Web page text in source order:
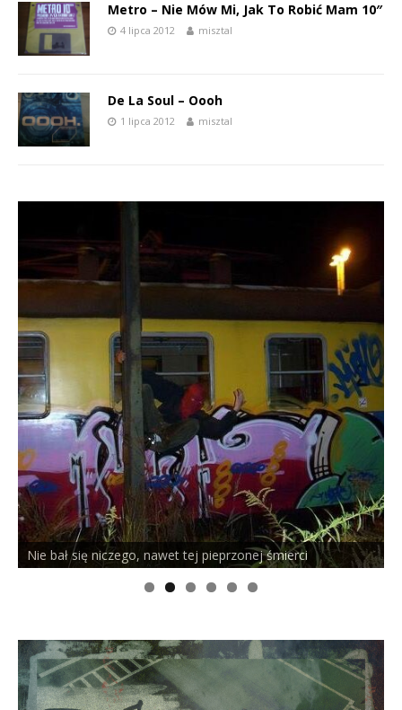
Metro – Nie Mów Mi, Jak To Robić Mam 10″
4 lipca 2012 misztal
De La Soul – Oooh
1 lipca 2012 misztal
Nie bał się niczego, nawet tej pieprzonej śmierci